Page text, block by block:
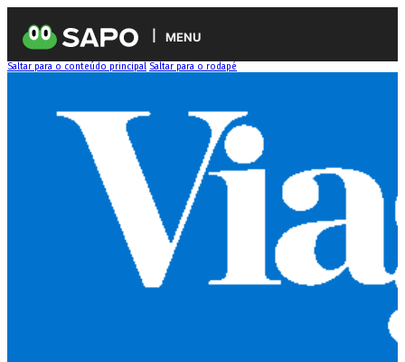
MENU
Saltar para o conteúdo principal Saltar para o rodapé